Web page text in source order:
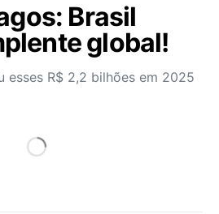
Brasil
global!
R$ 2,2 bilhões em 2025